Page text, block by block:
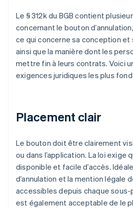
Le § 312k du BGB contient
concernant le bouton
ce qui concerne sa conception et
ainsi que la manière dont les
mettre fin à leurs contrats. Voici
exigences juridiques les plus
Placement clair
Le bouton doit être clairement
ou dans l’application. La loi exige
disponible et facile d’accès.
d’annulation et la mention légale
accessibles depuis chaque sous-
est également acceptable de le